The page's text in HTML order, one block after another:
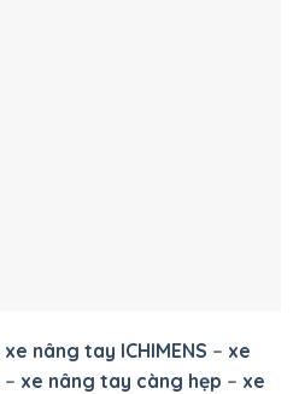
xe nâng tay ICHIMENS – xe
– xe nâng tay càng hẹp – xe